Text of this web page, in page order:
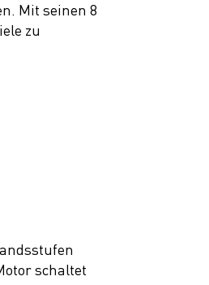
Mit seinen 8
zu
schaltet